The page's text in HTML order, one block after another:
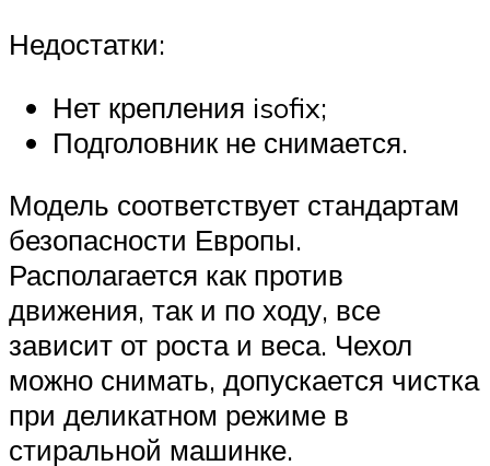
Недостатки:
Нет крепления isofix;
Подголовник не снимается.
Модель соответствует стандартам
безопасности Европы.
Располагается как против
движения, так и по ходу, все
зависит от роста и веса. Чехол
можно снимать, допускается чистка
при деликатном режиме в
стиральной машинке.